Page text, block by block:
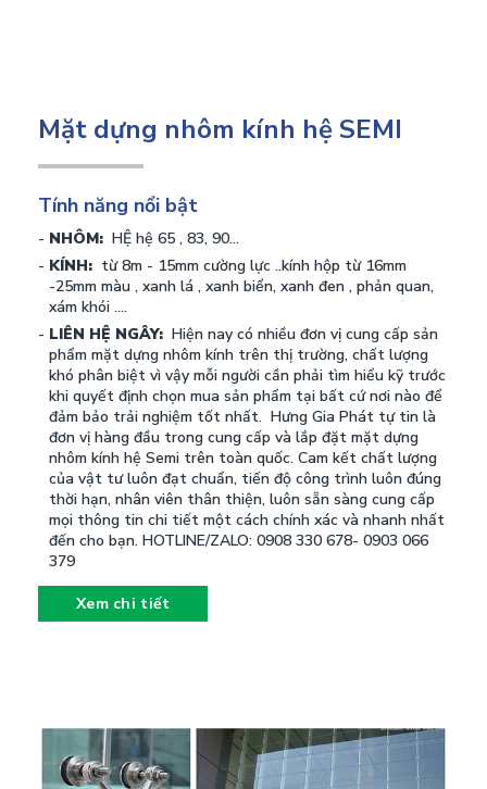
Mặt dựng nhôm kính hệ SEMI
Tính năng nổi bật
NHÔM: HỆ hệ 65 , 83, 90...
KÍNH: từ 8m - 15mm cường lực ..kính hộp từ 16mm
-25mm màu , xanh lá , xanh biển, xanh đen , phản quan,
xám khói ....
LIÊN HỆ NGÂY: Hiện nay có nhiều đơn vị cung cấp sản
phẩm mặt dựng nhôm kính trên thị trường, chất lượng
khó phân biệt vì vậy mỗi người cần phải tìm hiểu kỹ trước
khi quyết định chọn mua sản phẩm tại bất cứ nơi nào để
đảm bảo trải nghiệm tốt nhất. Hưng Gia Phát tự tin là
đơn vị hàng đầu trong cung cấp và lắp đặt mặt dựng
nhôm kính hệ Semi trên toàn quốc. Cam kết chất lượng
của vật tư luôn đạt chuẩn, tiến độ công trình luôn đúng
thời hạn, nhân viên thân thiện, luôn sẵn sàng cung cấp
mọi thông tin chi tiết một cách chính xác và nhanh nhất
đến cho bạn. HOTLINE/ZALO: 0908 330 678- 0903 066
379
Xem chi tiết